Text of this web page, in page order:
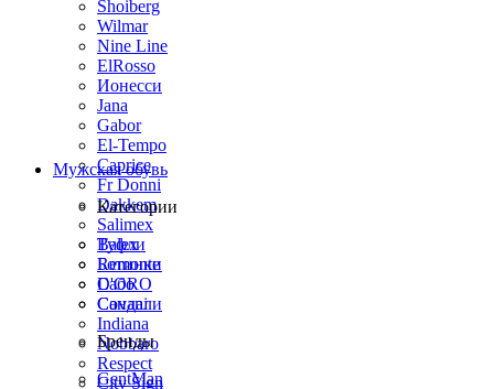
Shoiberg
Wilmar
Nine Line
ElRosso
Ионесси
Jana
Gabor
El-Tempo
Caprice
Fr Donni
Dakkem
Salimex
Balex
Remonte
D'ORO
Covani
Indiana
Nobbaro
Respect
City Sign
Мужская обувь
Категории
Туфли
Ботинки
Сабо
Сандали
Бренды
GentMan